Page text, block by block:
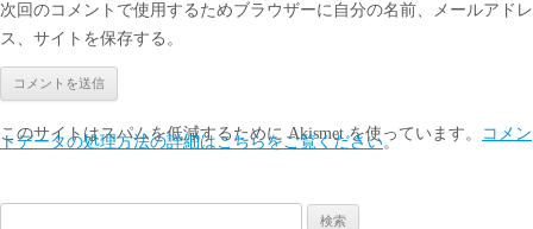
次回のコメントで使用するためブラウザーに自分の名前、メールアドレ
ス、サイトを保存する。
このサイトはスパムを低減するために Akismet を使っています。 コメン
トデータの処理方法の詳細はこちらをご覧ください。